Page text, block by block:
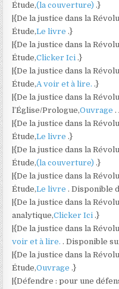
Étude,(la couverture).}
|{De la justice dans la
Étude,Le livre.}
|{De la justice dans la
Étude,Clicker Ici.}
|{De la justice dans la
Étude,A voir et à lire..}
|{De la justice dans la
l’Église/Prologue,Ouvrage.
|{De la justice dans la
Étude,Le livre.}
|{De la justice dans la
Étude,(la couverture).}
|{De la justice dans la
Étude,Le livre. Disponible
|{De la justice dans la
analytique,Clicker Ici.}
|{De la justice dans la
voir et à lire.. Disponible
|{De la justice dans la
Étude,Ouvrage.}
|{Défendre : pour une